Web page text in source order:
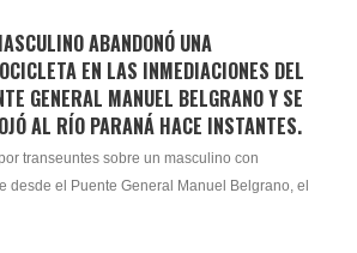
ABANDONÓ UNA
EN LAS INMEDIACIONES DEL
GENERAL MANUEL BELGRANO Y SE
AL RÍO PARANÁ HACE INSTANTES.
transeuntes sobre un masculino con
desde el Puente General Manuel Belgrano, el